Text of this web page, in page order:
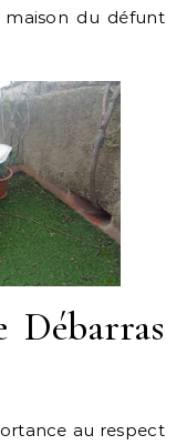
du défunt
Débarras
au respect